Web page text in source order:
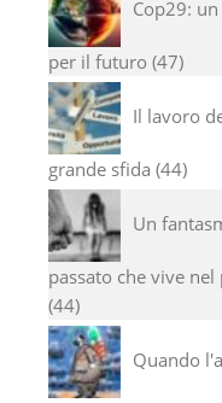
Cop29:
per il futuro 47
Il lavoro
grande sfida 44
Un
passato che vive nel
44
Quando